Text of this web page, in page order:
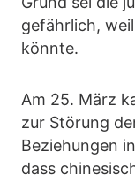
gefährlich,
könnte.
Am 25. März
zur Störung
Beziehungen
dass